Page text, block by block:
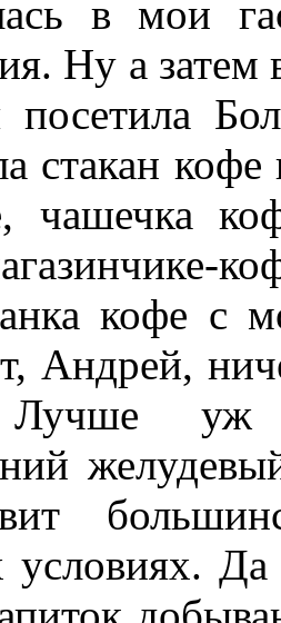
в мои
Ну а затем
стакан
чашечка
кофе с
Андрей,
Лучше
Да